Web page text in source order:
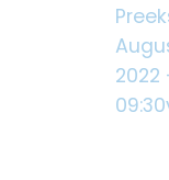
2022